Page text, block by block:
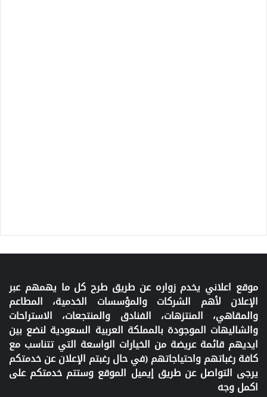
موقع اعلاني يخدم زواره عن طريق طرح كل ما يهمهم عبر
الإعلان لأهم الشركات والمؤسسات الخدمية، المطاعم
والمقاهي، المنتزهات، الفنادق والمنتجعات، الاستراحات
والشاليهات الموجودة بالمملكة العربية السعودية لنضع بين
ايديهم قائمة عريضة من الخيارات الواسعة التي تتناسب مع
كافة رغباتهم واحتياجاتهم (في حال رغبتم الإعلان عن خدمتكم
يرجى التواصل عن طريق إيميل الموقع وستتم خدمتكم على
اكمل وجه